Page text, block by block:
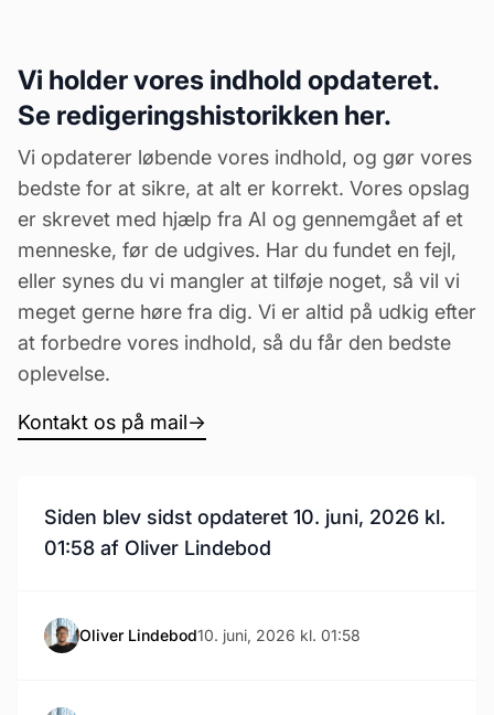
Vi holder vores indhold opdateret.
Se redigeringshistorikken her.
Vi opdaterer løbende vores indhold, og gør vores
bedste for at sikre, at alt er korrekt. Vores opslag
er skrevet med hjælp fra AI og gennemgået af et
menneske, før de udgives. Har du fundet en fejl,
eller synes du vi mangler at tilføje noget, så vil vi
meget gerne høre fra dig. Vi er altid på udkig efter
at forbedre vores indhold, så du får den bedste
oplevelse.
Kontakt os på mail→
Siden blev sidst opdateret 10. juni, 2026 kl.
01:58 af Oliver Lindebod
Oliver Lindebod10. juni, 2026 kl. 01:58